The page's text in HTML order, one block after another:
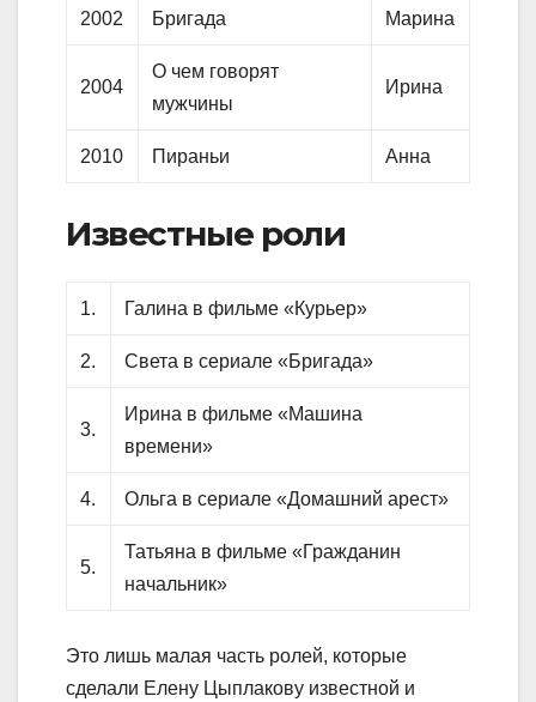
2002 Бригада Марина
2004
О чем говорят
мужчины
Ирина
2010 Пираньи Анна
Известные роли
1. Галина в фильме «Курьер»
2. Света в сериале «Бригада»
3.
Ирина в фильме «Машина
времени»
4. Ольга в сериале «Домашний арест»
5.
Татьяна в фильме «Гражданин
начальник»
Это лишь малая часть ролей, которые
сделали Елену Цыплакову известной и